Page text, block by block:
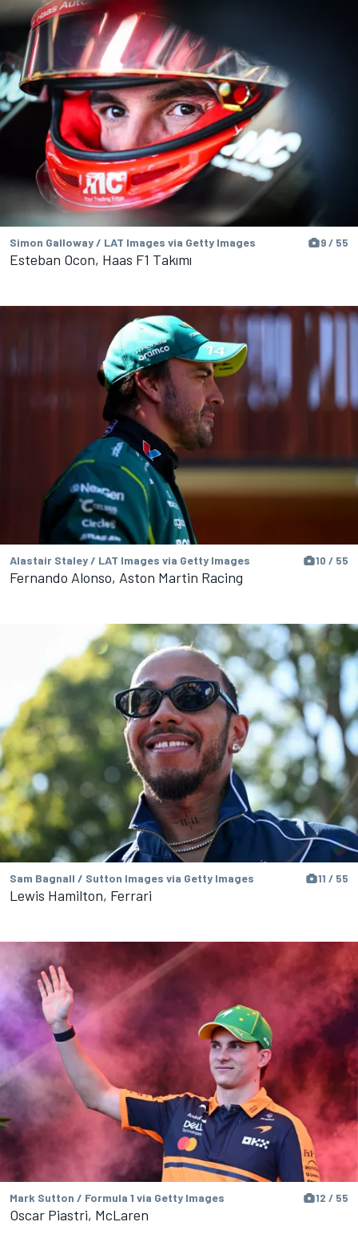
Simon Galloway / LAT Images via Getty Images 9 / 55
Esteban Ocon, Haas F1 Takımı
Alastair Staley / LAT Images via Getty Images 10 / 55
Fernando Alonso, Aston Martin Racing
Sam Bagnall / Sutton Images via Getty Images 11 / 55
Lewis Hamilton, Ferrari
Mark Sutton / Formula 1 via Getty Images 12 / 55
Oscar Piastri, McLaren